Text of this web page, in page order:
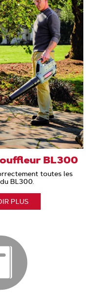
BL300
toutes les
BL300.
PLUS